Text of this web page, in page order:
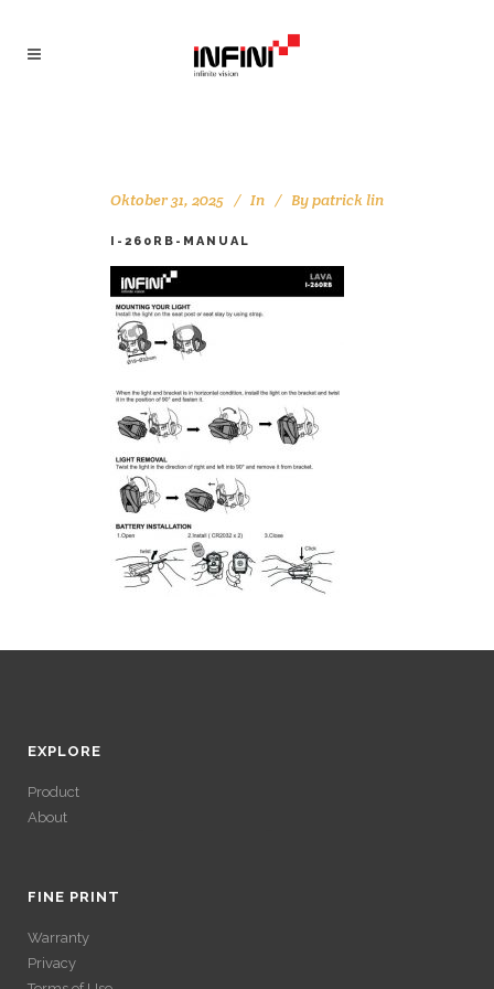
Oktober 31, 2025 In Bypatrick lin
I-260RB-MANUAL
EXPLORE
Product
About
GAINS SANS
VÉRIFICATION
FINE PRINT
Warranty
Privacy